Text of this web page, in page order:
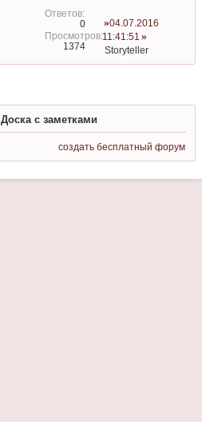
0
1374
04.07.2016
11:41:51
Storyteller
Доска с заметками
создать бесплатный форум